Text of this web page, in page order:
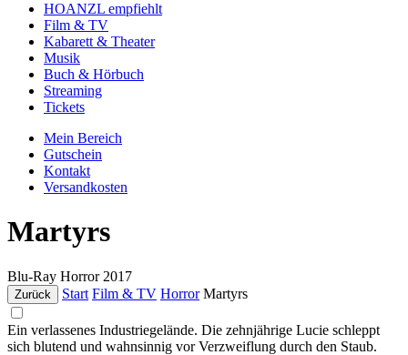
HOANZL empfiehlt
Film & TV
Kabarett & Theater
Musik
Buch & Hörbuch
Streaming
Tickets
Mein Bereich
Gutschein
Kontakt
Versandkosten
Martyrs
Blu-Ray Horror 2017
Zurück Start Film & TV Horror Martyrs
Ein verlassenes Industriegelände. Die zehnjährige Lucie schleppt
sich blutend und wahnsinnig vor Verzweiflung durch den Staub.